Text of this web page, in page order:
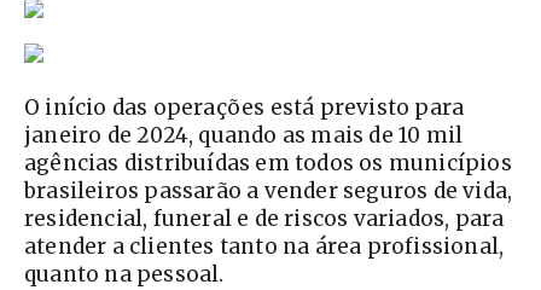
O início das operações está previsto para
janeiro de 2024, quando as mais de 10 mil
agências distribuídas em todos os municípios
brasileiros passarão a vender seguros de vida,
residencial, funeral e de riscos variados, para
atender a clientes tanto na área profissional,
quanto na pessoal.